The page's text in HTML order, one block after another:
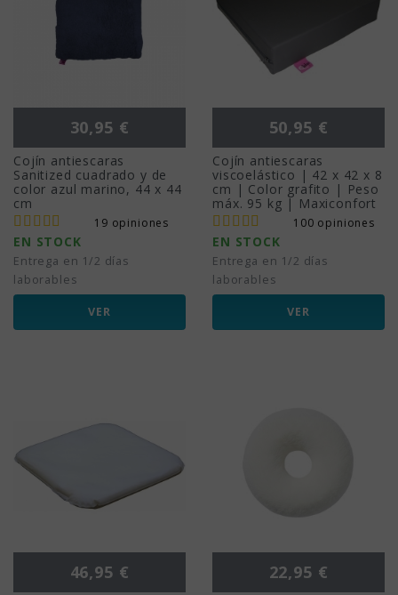
Precio
30,95 €
Cojín antiescaras
Sanitized cuadrado y de
color azul marino, 44 x 44
cm
19 opiniones
EN STOCK
Entrega en 1/2 días
laborables
VER
Precio
50,95 €
Cojín antiescaras
viscoelástico | 42 x 42 x 8
cm | Color grafito | Peso
máx. 95 kg | Maxiconfort
100 opiniones
EN STOCK
Entrega en 1/2 días
laborables
VER
Precio
46,95 € Precio
22,95 €